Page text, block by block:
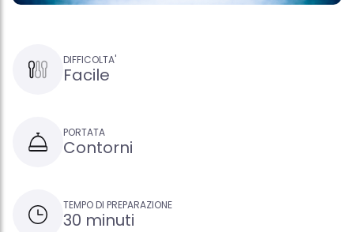
DIFFICOLTA'
Facile
PORTATA
Contorni
TEMPO DI PREPARAZIONE
30 minuti